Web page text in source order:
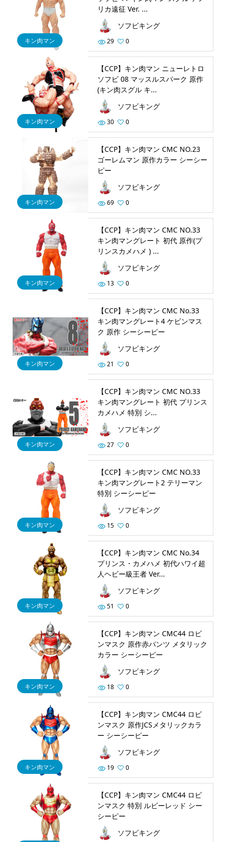
キン肉マン
リカ遠征 Ver. ...
ソフビキング
29 0
キン肉マン
【CCP】キン肉マン ニューレトロ
ソフビ 08 マッスルスパーク 原作
(キン肉スグル キ...
ソフビキング
30 0
キン肉マン
【CCP】キン肉マン CMC NO.23
ゴーレムマン 原作カラー シーシー
ピー
ソフビキング
69 0
キン肉マン
【CCP】キン肉マン CMC NO.33
キン肉マングレート 初代 原作(プ
リンスカメハメ ) ...
ソフビキング
13 0
キン肉マン
【CCP】キン肉マン CMC No.33
キン肉マングレート4 ケビンマス
ク 原作 シーシーピー
ソフビキング
21 0
キン肉マン
【CCP】キン肉マン CMC NO.33
キン肉マングレート 初代 プリンス
カメハメ 特別 シ...
ソフビキング
27 0
キン肉マン
【CCP】キン肉マン CMC NO.33
キン肉マングレート2 テリーマン
特別 シーシーピー
ソフビキング
15 0
キン肉マン
【CCP】キン肉マン CMC No.34
プリンス・カメハメ 初代ハワイ超
人ヘビー級王者 Ver...
ソフビキング
51 0
キン肉マン
【CCP】キン肉マン CMC44 ロビ
ンマスク 原作赤パンツ メタリック
カラー シーシーピー
ソフビキング
18 0
キン肉マン
【CCP】キン肉マン CMC44 ロビ
ンマスク 原作JCSメタリックカラ
ー シーシーピー
ソフビキング
19 0
【CCP】キン肉マン CMC44 ロビ
ンマスク 特別 ルビーレッド シー
シーピー
ソフビキング